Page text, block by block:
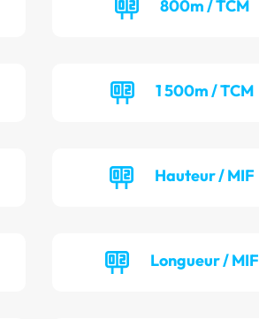
800m / TCM
1 500m / TCM
Hauteur / MIF
Longueur / MIF